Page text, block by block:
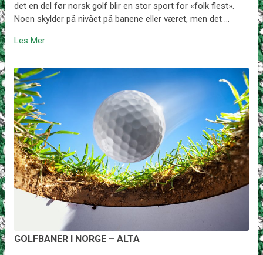
det en del før norsk golf blir en stor sport for «folk flest».
Noen skylder på nivået på banene eller været, men det …
Les Mer
GOLFBANER I NORGE – ALTA